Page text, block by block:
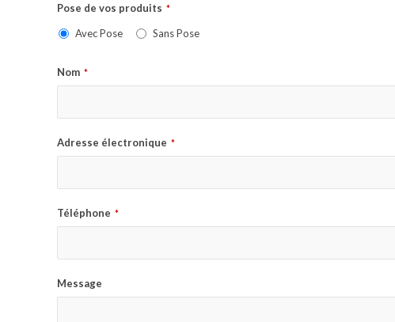
Pose de vos produits *
Avec Pose Sans Pose
Nom *
Adresse électronique *
Téléphone *
Message